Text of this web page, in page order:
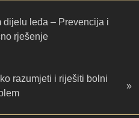
dijelu leđa – Prevencija i
rješenje
razumjeti i riješiti bolni
»